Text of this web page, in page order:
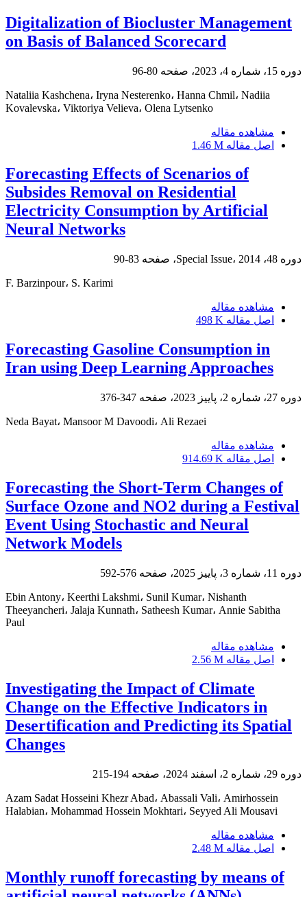
Digitalization of Biocluster Management
on Basis of Balanced Scorecard
دوره 15، شماره 4، 2023، صفحه 80-96
Nataliia Kashchena، Iryna Nesterenko، Hanna Chmil، Nadiia
Kovalevska، Viktoriya Velieva، Olena Lytsenko
مشاهده مقاله
اصل مقاله 1.46 M
Forecasting Effects of Scenarios of
Subsides Removal on Residential
Electricity Consumption by Artificial
Neural Networks
دوره 48، Special Issue، 2014، صفحه 83-90
F. Barzinpour، S. Karimi
مشاهده مقاله
اصل مقاله 498 K
Forecasting Gasoline Consumption in
Iran using Deep Learning Approaches
دوره 27، شماره 2، پاییز 2023، صفحه 347-376
Neda Bayat، Mansoor M Davoodi، Ali Rezaei
مشاهده مقاله
اصل مقاله 914.69 K
Forecasting the Short-Term Changes of
Surface Ozone and NO2 during a Festival
Event Using Stochastic and Neural
Network Models
دوره 11، شماره 3، پاییز 2025، صفحه 576-592
Ebin Antony، Keerthi Lakshmi، Sunil Kumar، Nishanth
Theeyancheri، Jalaja Kunnath، Satheesh Kumar، Annie Sabitha
Paul
مشاهده مقاله
اصل مقاله 2.56 M
Investigating the Impact of Climate
Change on the Effective Indicators in
Desertification and Predicting its Spatial
Changes
دوره 29، شماره 2، اسفند 2024، صفحه 194-215
Azam Sadat Hosseini Khezr Abad، Abassali Vali، Amirhossein
Halabian، Mohammad Hossein Mokhtari، Seyyed Ali Mousavi
مشاهده مقاله
اصل مقاله 2.48 M
Monthly runoff forecasting by means of